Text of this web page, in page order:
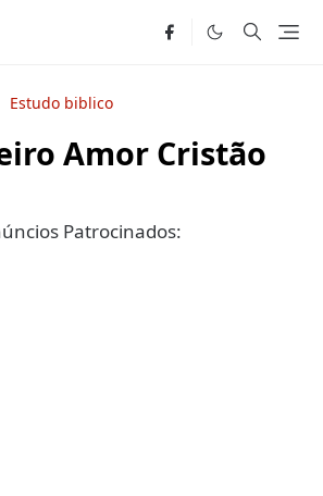
Estudo biblico
Amor Cristão
Patrocinados: